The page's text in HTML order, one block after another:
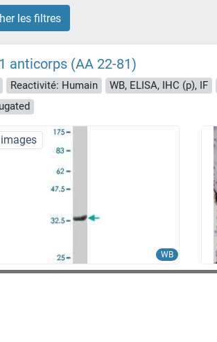
les filtres
anticorps (AA 22-81)
Reactivité: Humain WB, ELISA, IHC (p), IF
WB